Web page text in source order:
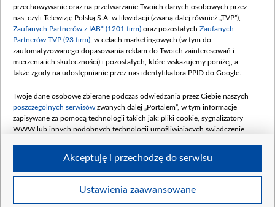
przechowywanie oraz na przetwarzanie Twoich danych osobowych przez
nas, czyli Telewizję Polską S.A. w likwidacji (zwaną dalej również „TVP”),
Zaufanych Partnerów z IAB* (1201 firm) oraz pozostałych Zaufanych
Partnerów TVP (93 firm) , w celach marketingowych (w tym do
zautomatyzowanego dopasowania reklam do Twoich zainteresowań i
mierzenia ich skuteczności) i pozostałych, które wskazujemy poniżej, a
także zgody na udostępnianie przez nas identyfikatora PPID do Google.
Twoje dane osobowe zbierane podczas odwiedzania przez Ciebie naszych
poszczególnych serwisów zwanych dalej „Portalem”, w tym informacje
zapisywane za pomocą technologii takich jak: pliki cookie, sygnalizatory
WWW lub innych podobnych technologii umożliwiających świadczenie
Twoje dane osobowe zbierane podczas odwiedzania przez Ciebie
Ustawienia zaawansowane
Akceptuję i przechodzę do serwisu